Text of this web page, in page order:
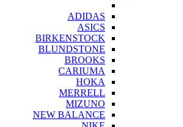
ADIDAS
ASICS
BIRKENSTOCK
BLUNDSTONE
BROOKS
CARIUMA
HOKA
MERRELL
MIZUNO
NEW BALANCE